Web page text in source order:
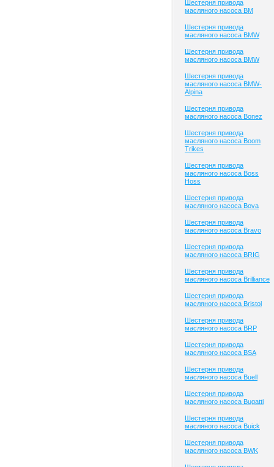
Шестерня привода
масляного насоса BM
Шестерня привода
масляного насоса BMW
Шестерня привода
масляного насоса BMW
Шестерня привода
масляного насоса BMW-
Alpina
Шестерня привода
масляного насоса Bonez
Шестерня привода
масляного насоса Boom
Trikes
Шестерня привода
масляного насоса Boss
Hoss
Шестерня привода
масляного насоса Bova
Шестерня привода
масляного насоса Bravo
Шестерня привода
масляного насоса BRIG
Шестерня привода
масляного насоса Brilliance
Шестерня привода
масляного насоса Bristol
Шестерня привода
масляного насоса BRP
Шестерня привода
масляного насоса BSA
Шестерня привода
масляного насоса Buell
Шестерня привода
масляного насоса Bugatti
Шестерня привода
масляного насоса Buick
Шестерня привода
масляного насоса BWK